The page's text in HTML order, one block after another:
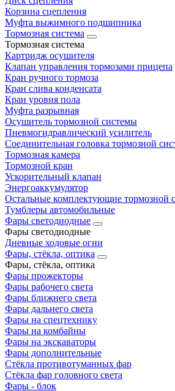
Корзина сцепления
Муфта выжимного подшипника
Тормозная система
Тормозная система
Картридж осушителя
Клапан управления тормозами прицепа
Кран ручного тормоза
Кран слива конденсата
Кран уровня пола
Муфта разрывная
Осушитель тормозной системы
Пневмогидравлический усилитель
Соединительная головка тормозной
Тормозная камера
Тормозной кран
Ускорительный клапан
Энергоаккумулятор
Остальные комплектующие тормозной
Тумблеры автомобильные
Фары светодиодные
Фары светодиодные
Дневные ходовые огни
Фары, стёкла, оптика
Фары, стёкла, оптика
Фары прожекторы
Фары рабочего света
Фары ближнего света
Фары дальнего света
Фары на спецтехнику
Фары на комбайны
Фары на экскаваторы
Фары дополнительные
Стёкла противотуманных фар
Стёкла фар головного света
Фары - блок